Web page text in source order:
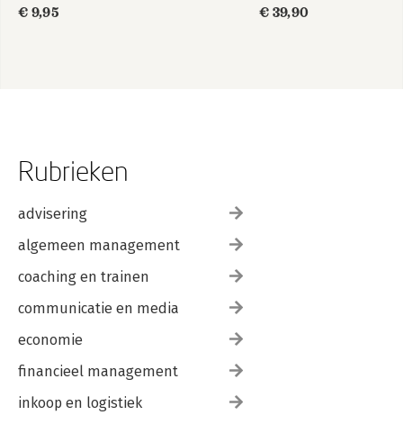
€ 9,95
€ 39,90
Rubrieken
advisering
algemeen management
coaching en trainen
communicatie en media
economie
financieel management
inkoop en logistiek